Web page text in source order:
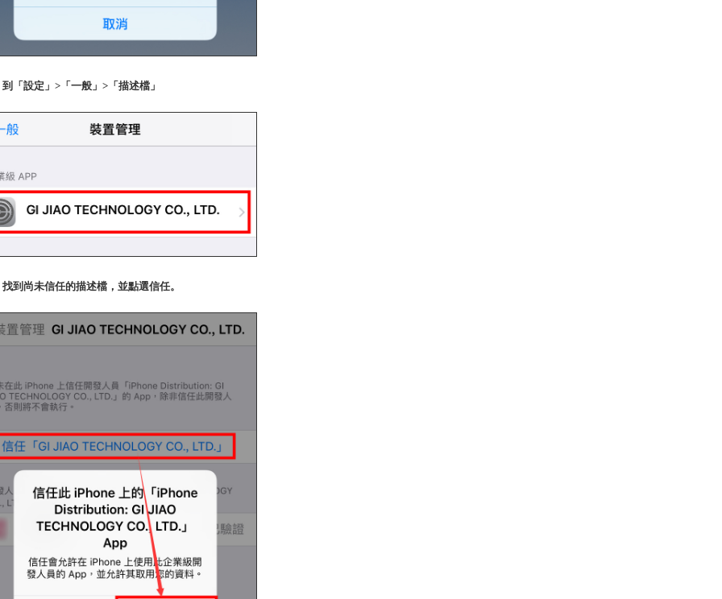
到「設定」>「一般」>「描述檔」
找到尚未信任的描述檔，並點選信任。